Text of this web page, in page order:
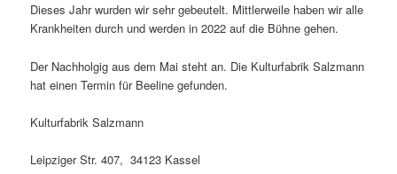
Dieses Jahr wurden wir sehr gebeutelt. Mittlerweile haben wir alle
Krankheiten durch und werden in 2022 auf die Bühne gehen.
Der Nachholgig aus dem Mai steht an. Die Kulturfabrik Salzmann
hat einen Termin für Beeline gefunden.
Kulturfabrik Salzmann
Leipziger Str. 407, 34123 Kassel